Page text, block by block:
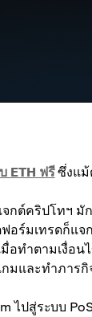
ETH ฟรีซึ่งแม้
จกต์คริปโทฯ มั
อร์มเทรดก็แจ
อทำตามเงื่อน
กมและทำภาร
ไปสู่ระบบ